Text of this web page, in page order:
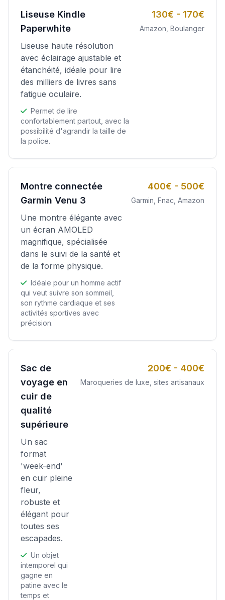
Liseuse Kindle
Paperwhite
Liseuse haute résolution
avec éclairage ajustable et
étanchéité, idéale pour lire
des milliers de livres sans
fatigue oculaire.
Permet de lire
confortablement partout, avec la
possibilité d'agrandir la taille de
la police.
130€ - 170€
Amazon, Boulanger
Montre connectée
Garmin Venu 3
Une montre élégante avec
un écran AMOLED
magnifique, spécialisée
dans le suivi de la santé et
de la forme physique.
Idéale pour un homme actif
qui veut suivre son sommeil,
son rythme cardiaque et ses
activités sportives avec
précision.
400€ - 500€
Garmin, Fnac, Amazon
Sac de
voyage en
cuir de
qualité
supérieure
Un sac
format
'week-end'
en cuir pleine
fleur,
robuste et
élégant pour
toutes ses
escapades.
Un objet
intemporel qui
gagne en
patine avec le
temps et
200€ - 400€
Maroqueries de luxe, sites artisanaux